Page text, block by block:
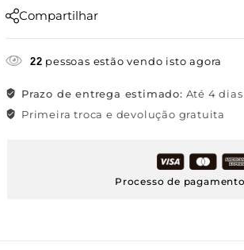
Compartilhar
22 pessoas estão vendo isto agora
Prazo de entrega estimado: Até 4
Primeira troca e devolução gratuita
Processo de